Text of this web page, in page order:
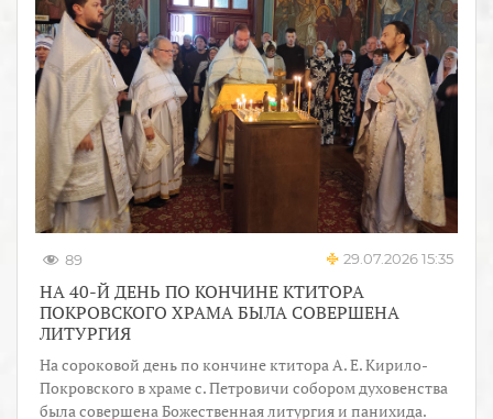
89 29.07.2026 15:35
НА 40-Й ДЕНЬ ПО КОНЧИНЕ КТИТОРА
ПОКРОВСКОГО ХРАМА БЫЛА СОВЕРШЕНА
ЛИТУРГИЯ
На сороковой день по кончине ктитора А. Е. Кирило-
Покровского в храме с. Петровичи собором духовенства
была совершена Божественная литургия и панихида.